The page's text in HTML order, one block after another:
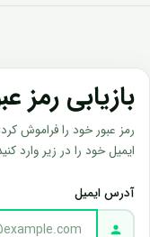
بازیابی رمز
رمز عبور خود را فراموش
ایمیل خود را در زیر وارد
آدرس ایمیل